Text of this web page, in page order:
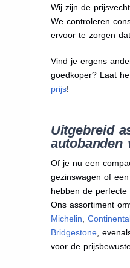
Wij zijn de
We controleren
ervoor te zorgen
Vind je ergens
goedkoper? Laat
prijs!
Uitgebreid
autobanden
Of je nu een
gezinswagen of
hebben de
Ons assortiment
Michelin,
Bridgestone,
voor de